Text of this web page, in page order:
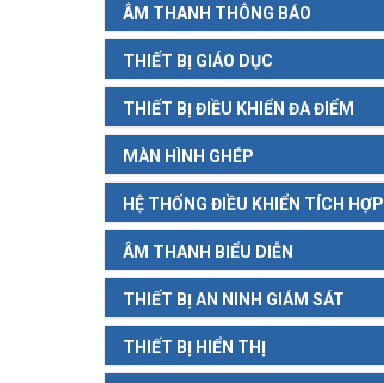
ÂM THANH THÔNG BÁO
THIẾT BỊ GIÁO DỤC
THIẾT BỊ ĐIỀU KHIỂN ĐA ĐIỂM
MÀN HÌNH GHÉP
HỆ THỐNG ĐIỀU KHIỂN TÍCH HỢP
ÂM THANH BIỂU DIỄN
THIẾT BỊ AN NINH GIÁM SÁT
THIẾT BỊ HIỂN THỊ